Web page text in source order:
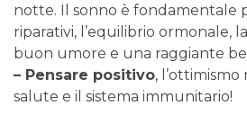
notte. Il sonno è fondamentale
riparativi, l’equilibrio ormonale,
buon umore e una raggiante
– Pensare positivo, l’ottimismo
salute e il sistema immunitario!